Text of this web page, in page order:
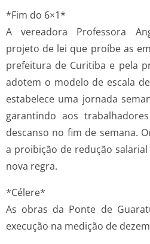
*Fim do 6×1*
A vereadora Professora
projeto de lei que proíbe as
prefeitura de Curitiba e pela
adotem o modelo de escala
estabelece uma jornada
garantindo aos
descanso no fim de semana.
a proibição de redução
nova regra.
*Célere*
As obras da Ponte de
execução na medição de